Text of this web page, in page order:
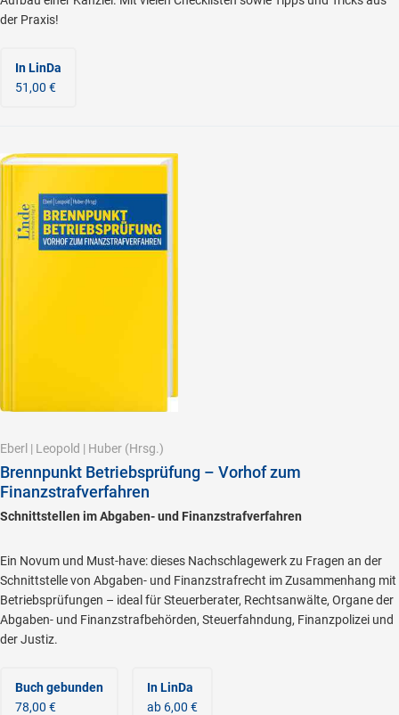
der Praxis!
In LinDa
51,00 €
Eberl | Leopold | Huber (Hrsg.)
Brennpunkt Betriebsprüfung – Vorhof zum
Finanzstrafverfahren
Schnittstellen im Abgaben- und Finanzstrafverfahren
Ein Novum und Must-have: dieses Nachschlagewerk zu Fragen an der
Schnittstelle von Abgaben- und Finanzstrafrecht im Zusammenhang mit
Betriebsprüfungen – ideal für Steuerberater, Rechtsanwälte, Organe der
Abgaben- und Finanzstrafbehörden, Steuerfahndung, Finanzpolizei und
der Justiz.
Buch gebunden
78,00 €
In LinDa
ab 6,00 €